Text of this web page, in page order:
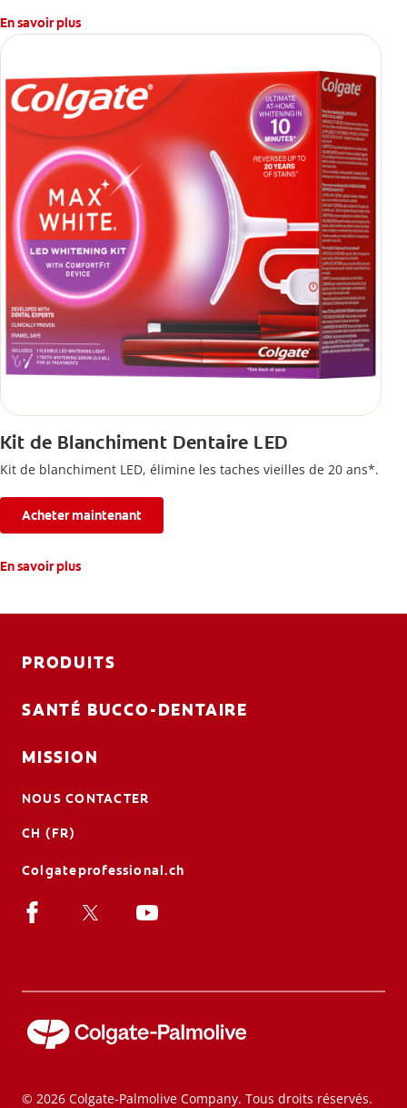
En savoir plus
Kit de Blanchiment Dentaire LED
Kit de blanchiment LED, élimine les taches vieilles de 20 ans*.
Acheter maintenant
En savoir plus
PRODUITS
SANTÉ BUCCO-DENTAIRE
MISSION
NOUS CONTACTER
CH (FR)
Colgateprofessional.ch
© 2026 Colgate-Palmolive Company. Tous droits réservés.